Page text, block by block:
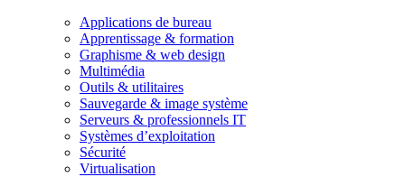
Applications de bureau
Apprentissage & formation
Graphisme & web design
Multimédia
Outils & utilitaires
Sauvegarde & image système
Serveurs & professionnels IT
Systèmes d’exploitation
Sécurité
Virtualisation